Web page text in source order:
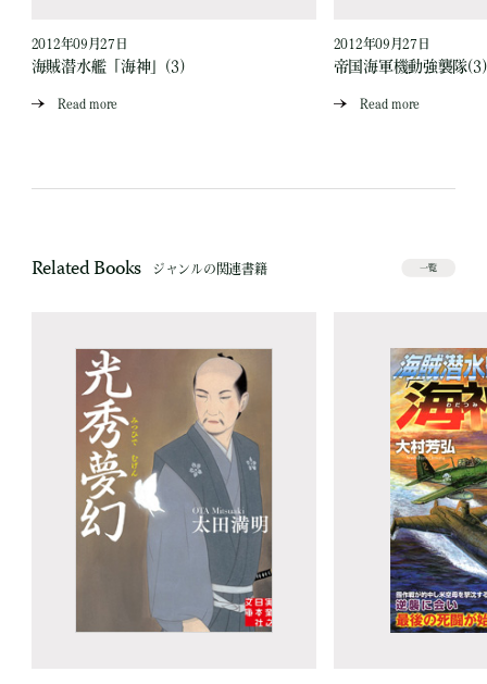
2012年09月27日
海賊潜水艦「海神」(3)
Read more
2012年09月27日
帝国海軍機動強襲隊(3)
Read more
Related Books ジャンルの関連書籍 一覧